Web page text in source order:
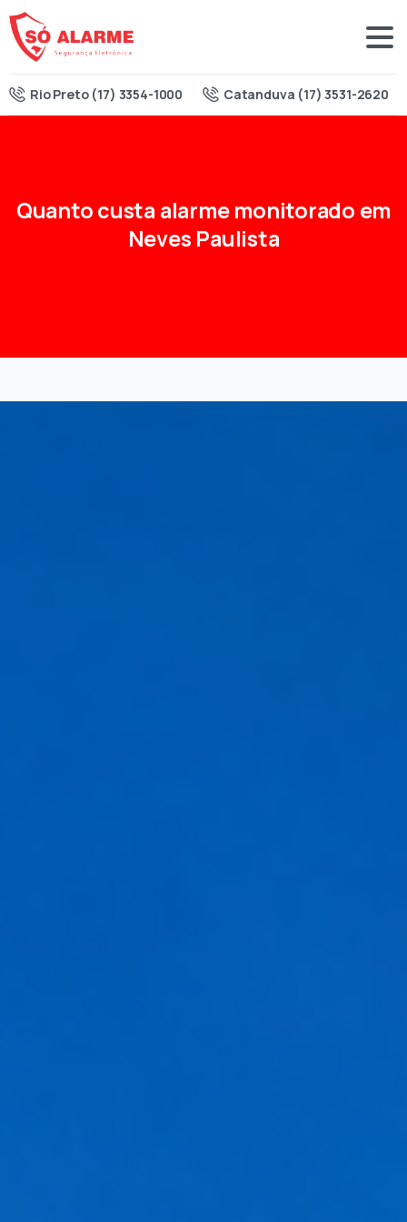
Rio Preto (17) 3354-1000 Catanduva (17) 3531-2620
Quantocusta alarme monitorado em
Neves Paulista